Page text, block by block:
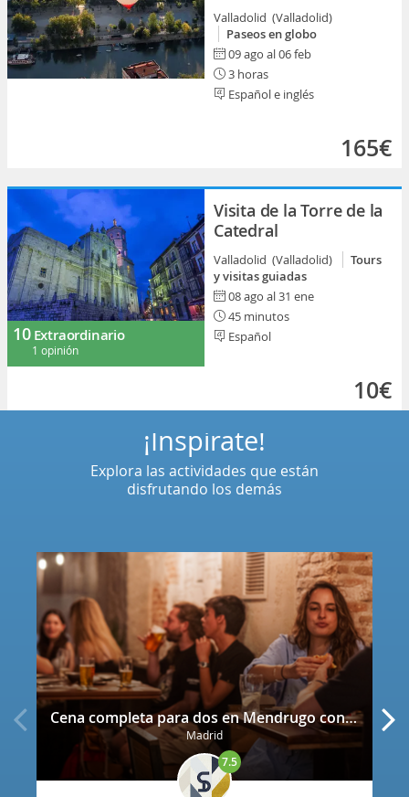
Valladolid (Valladolid)
Paseos en globo
09 ago al 06 feb
3 horas
Español e inglés
165€
10 Extraordinario
1 opinión
Visita de la Torre de la
Catedral
Valladolid (Valladolid)
Tours
y visitas guiadas
08 ago al 31 ene
45 minutos
Español
10€
Cena completa para dos en Mendrugo con cerveza artesana incluida
Madrid
7.5
¡Inspírate!
Explora las actividades que están
disfrutando los demás